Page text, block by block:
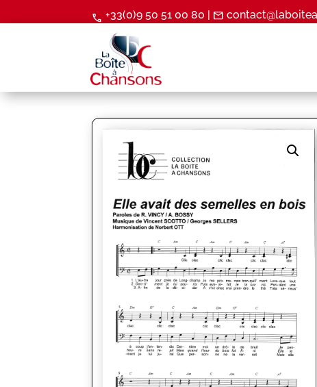
call +33(0)9 50 51 00 80 | mail